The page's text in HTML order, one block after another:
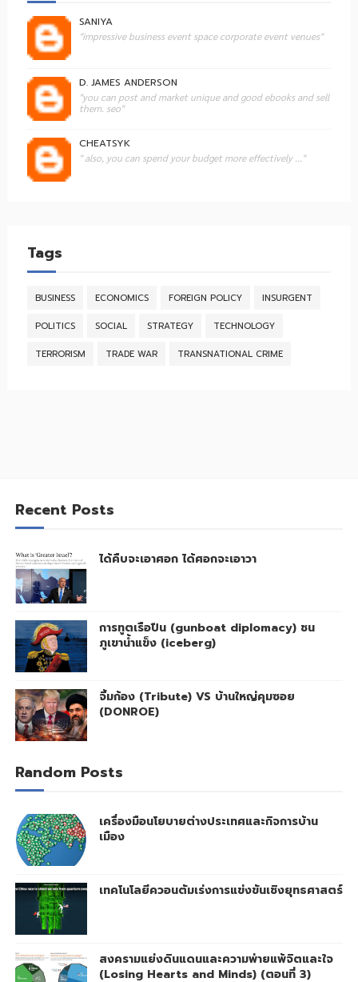
SANIYA
"impressive business event space corporate event venues"
D. JAMES ANDERSON
"you can post and market unique and good ebooks and sell
them. seo"
CHEATSYK
" also, you can spend your budget more effectively ..."
Tags
BUSINESS ECONOMICS FOREIGN POLICY INSURGENT
POLITICS SOCIAL STRATEGY TECHNOLOGY
TERRORISM TRADE WAR TRANSNATIONAL CRIME
Recent Posts
ได้คืบจะเอาศอก ได้ศอกจะเอาวา
การทูตเรือปืน (gunboat diplomacy) ชน
ภูเขาน้ำแข็ง (iceberg)
จิ้มก้อง (Tribute) VS บ้านใหญ่คุมซอย
(DONROE)
Random Posts
เครื่องมือนโยบายต่างประเทศและกิจการบ้าน
เมือง
เทคโนโลยีควอนตัมเร่งการแข่งขันเชิงยุทธศาสตร์
สงครามแย่งดินแดนและความพ่ายแพ้จิตและใจ
(Losing Hearts and Minds) (ตอนที่ 3)